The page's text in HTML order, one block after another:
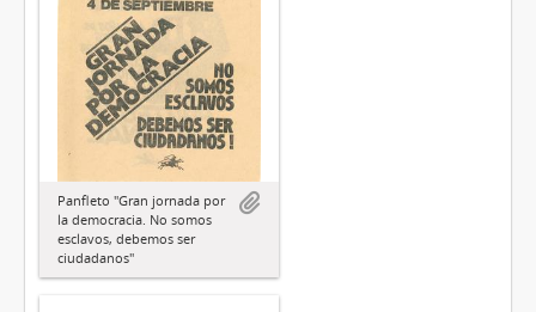
Panfleto "Gran jornada por
la democracia. No somos
esclavos, debemos ser
ciudadanos"